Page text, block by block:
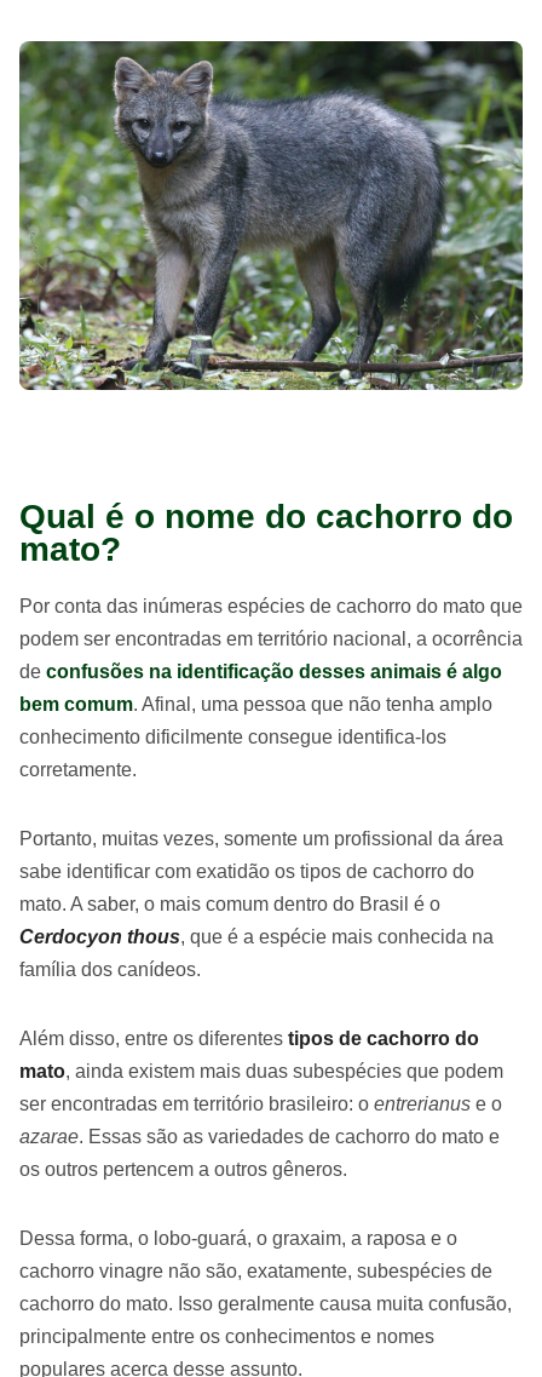
Qual é o nome do cachorro do
mato?
Por conta das inúmeras espécies de cachorro do mato que
podem ser encontradas em território nacional, a ocorrência
de confusões na identificação desses animais é algo
bem comum. Afinal, uma pessoa que não tenha amplo
conhecimento dificilmente consegue identifica-los
corretamente.
Portanto, muitas vezes, somente um profissional da área
sabe identificar com exatidão os tipos de cachorro do
mato. A saber, o mais comum dentro do Brasil é o
Cerdocyon thous, que é a espécie mais conhecida na
família dos canídeos.
Além disso, entre os diferentes tipos de cachorro do
mato, ainda existem mais duas subespécies que podem
ser encontradas em território brasileiro: o entrerianus e o
azarae. Essas são as variedades de cachorro do mato e
os outros pertencem a outros gêneros.
Dessa forma, o lobo-guará, o graxaim, a raposa e o
cachorro vinagre não são, exatamente, subespécies de
cachorro do mato. Isso geralmente causa muita confusão,
principalmente entre os conhecimentos e nomes
populares acerca desse assunto.